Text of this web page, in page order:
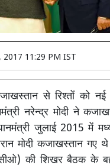
2017 11:29 PM IST
से रिश्तों को नई
नरेन्द्र मोदी ने
जुलाई 2015 में
मोदी कजाखस्तान गए
की शिखर बैठक के